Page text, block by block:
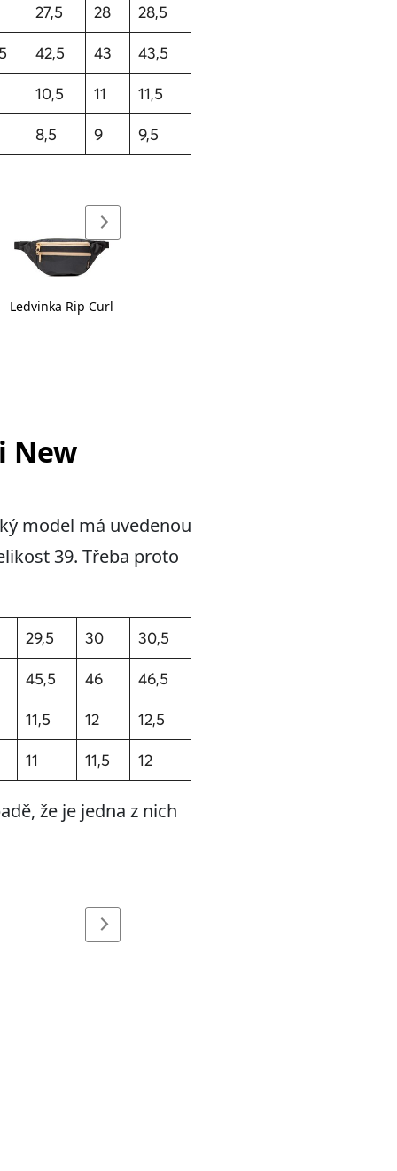
27,5 28
28,5
42,5 43
43,5
10,5
11
11,5
8,5
9 9,5
Ledvinka Rip Curl
New
model má uvedenou
39. Třeba proto
29,5 30
30,5
45,5
46
46,5
11,5
12
12,5
11
11,5 12
že je jedna z nich